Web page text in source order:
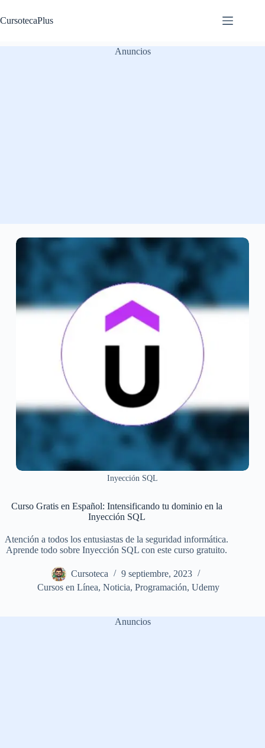
al
contenido
CursotecaPlus
Anuncios
Inyección SQL
Curso Gratis en Español: Intensificando tu dominio en la
Inyección SQL
Atención a todos los entusiastas de la seguridad informática.
Aprende todo sobre Inyección SQL con este curso gratuito.
Cursoteca
9 septiembre, 2023
Cursos en Línea,Noticia,Programación,Udemy
Anuncios